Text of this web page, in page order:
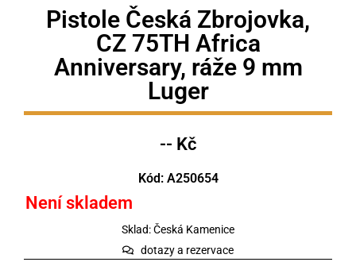
Pistole Česká Zbrojovka,
CZ 75TH Africa
Anniversary, ráže 9 mm
Luger
-- Kč
Kód: A250654
Není skladem
Sklad: Česká Kamenice
dotazy a rezervace